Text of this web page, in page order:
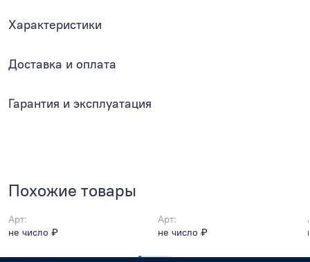
Характеристики
Доставка и оплата
Гарантия и эксплуатация
Похожие товары
Арт:
не число ₽
Арт:
не число ₽